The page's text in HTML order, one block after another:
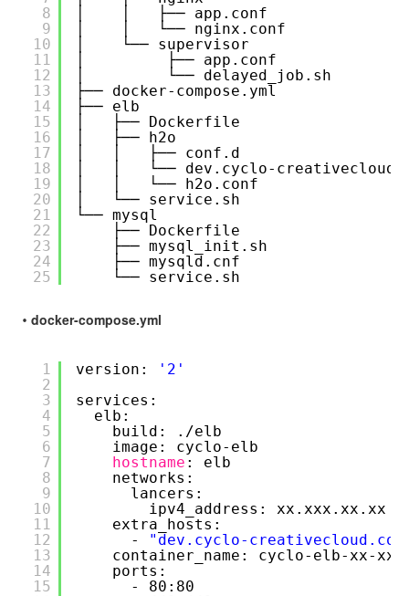
8
9
10
11
12
13
14
15
16
17
18
19
20
21
22
23
24
25
│    │   ├── app.conf
│    │   └── nginx.conf
│    └── supervisor
│         ├── app.conf
│         └── delayed_job.sh
├── docker-compose.yml
├── elb
│   ├── Dockerfile
│   ├── h2o
│   │   ├── conf.d
│   │   └── dev.cyclo-
│   │   └── h2o.conf
│   └── service.sh
└── mysql
├── Dockerfile
├── mysql_init.sh
├── mysqld.cnf
└── service.sh
・docker-compose.yml
1
2
3
4
5
6
7
8
9
10
11
12
13
14
15
version:
'2'
services:
elb:
build: . /elb
image: cyclo-elb
hostname : elb
networks:
lancers:
ipv4_address: xx.xxx.xx.xx
extra_hosts:
-
"dev.cyclo-
container_name: cyclo-elb-xx-xx
ports:
- 80:80